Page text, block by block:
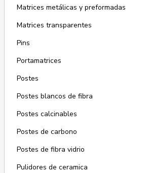
Matrices metálicas y preformadas
Matrices transparentes
Pins
Portamatrices
Postes
Postes blancos de fibra
Postes calcinables
Postes de carbono
Postes de fibra vidrio
Pulidores de ceramica